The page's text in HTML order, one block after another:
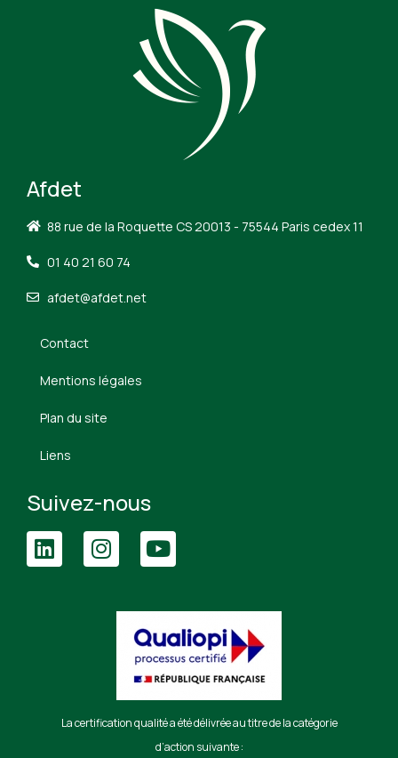
Afdet
88 rue de la Roquette CS 20013 - 75544 Paris cedex 11
01 40 21 60 74
afdet@afdet.net
Contact
Mentions légales
Plan du site
Liens
Suivez-nous
La certification qualité a été délivrée au titre de la catégorie
d’action suivante :